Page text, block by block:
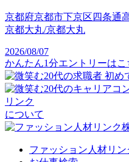
京都府京都市下京区四条通
京都大丸/京都大丸
2026/08/07
かんたん1分エントリーはこ
初め
リンク
について
ファッション人材リン